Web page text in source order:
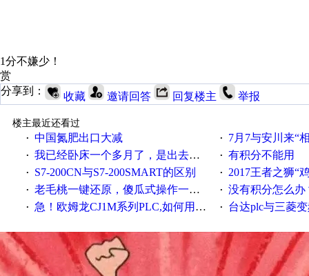
1分不嫌少！
赏
分享到：
收藏 邀请回答 回复楼主 举报
楼主最近还看过
· 中国氮肥出口大减 · 7月7与安川来“
· 我已经卧床一个多月了，是出去安装机械手在高速遭遇车祸所致:大家工作都要特别注意啊 · 有积分不能用
· S7-200CN与S7-200SMART的区别 · 2017王者之狮“鸡”情签到
· 老毛桃一键还原，傻瓜式操作一键轻松备份还原；程序为向导式安装，一键即可实现自动备份或还原系统。 · 没有积分怎么办
· 急！欧姆龙CJ1M系列PLC,如何用时间控制变频器。要求时间在组态王中可以自由输入！拜托各位大神了！ · 台达plc与三菱